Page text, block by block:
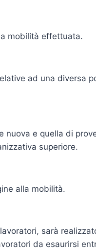
mobilità effettuata.
ad una diversa
nuova e quella di
superiore.
alla mobilità.
sarà
da esaurirsi